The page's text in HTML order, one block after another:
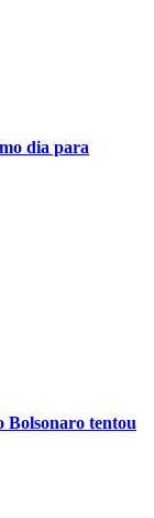
dia para
Bolsonaro tentou